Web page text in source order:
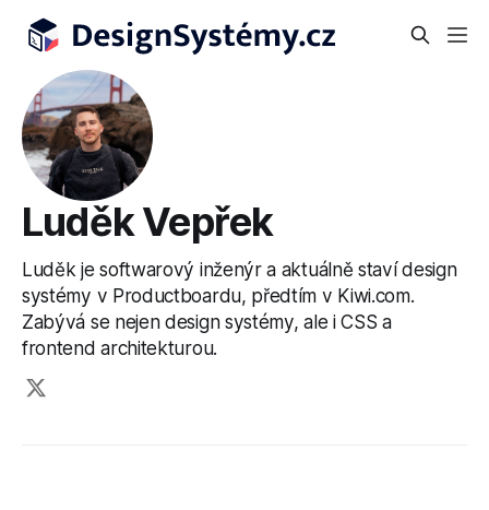
Luděk Vepřek
Luděk je softwarový inženýr a aktuálně staví design
systémy v Productboardu, předtím v Kiwi.com.
Zabývá se nejen design systémy, ale i CSS a
frontend architekturou.